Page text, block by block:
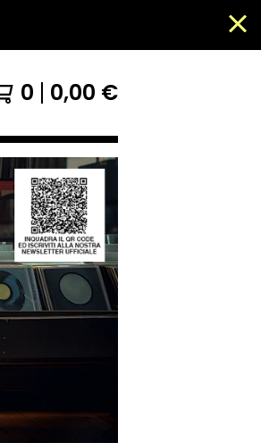
0 0,00 €